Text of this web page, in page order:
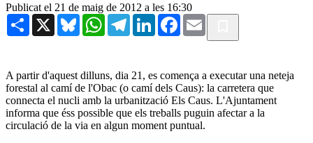
Publicat el 21 de maig de 2012 a les 16:30
Share X BlueskyWhatsAppTelegramLinkedInFacebook
Email
A partir d'aquest dilluns, dia 21, es comença a executar una neteja
forestal al camí de l'Obac (o camí dels Caus): la carretera que
connecta el nucli amb la urbanització Els Caus. L'Ajuntament
informa que éss possible que els treballs puguin afectar a la
circulació de la via en algun moment puntual.